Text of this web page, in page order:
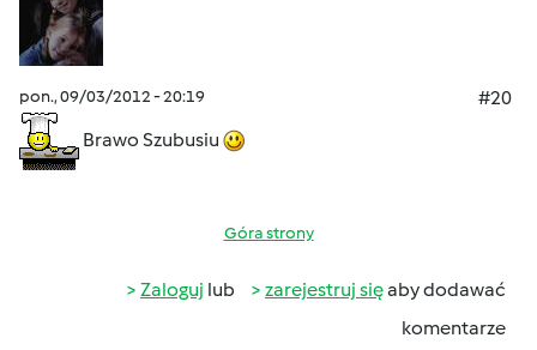
pon., 09/03/2012 - 20:19
#20
Brawo Szubusiu
Góra strony
Zaloguj lub zarejestruj sięaby dodawać
komentarze